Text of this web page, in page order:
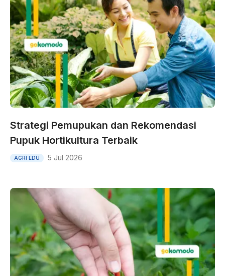
Strategi Pemupukan dan Rekomendasi
Pupuk Hortikultura Terbaik
AGRI EDU 5 Jul 2026